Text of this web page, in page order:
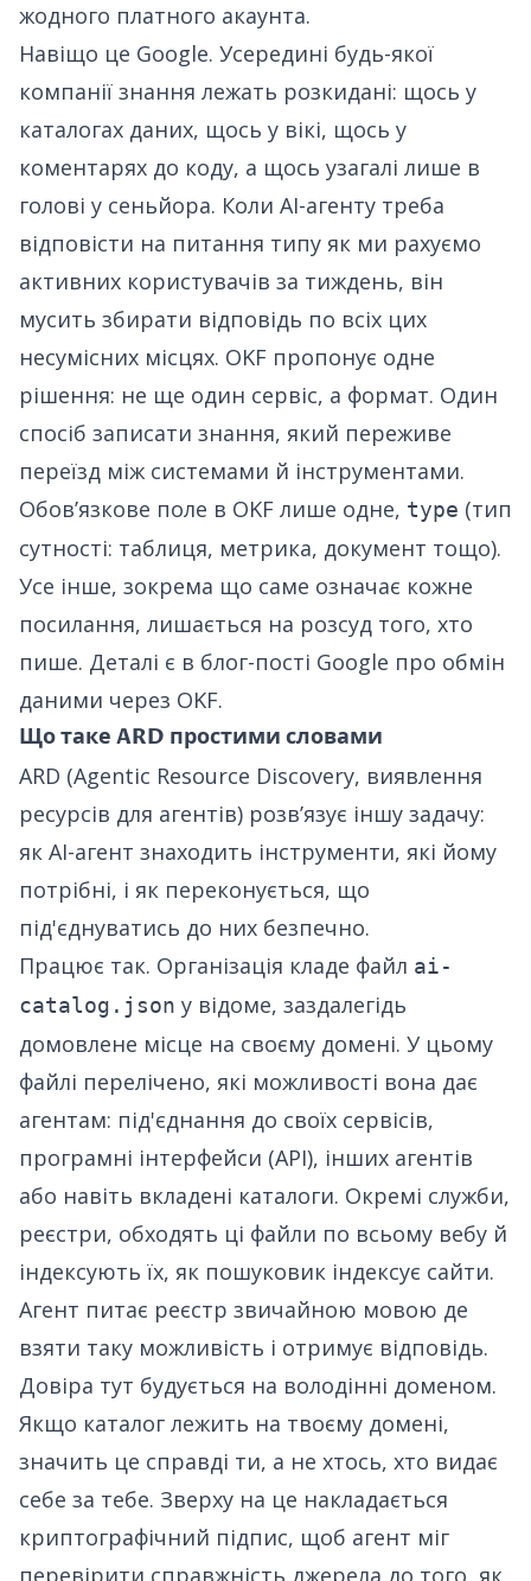
жодного платного акаунта.
Навіщо це Google. Усередині будь-якої
компанії знання лежать розкидані: щось у
каталогах даних, щось у вікі, щось у
коментарях до коду, а щось узагалі лише в
голові у сеньйора. Коли AI-агенту треба
відповісти на питання типу як ми рахуємо
активних користувачів за тиждень, він
мусить збирати відповідь по всіх цих
несумісних місцях. OKF пропонує одне
рішення: не ще один сервіс, а формат. Один
спосіб записати знання, який переживе
переїзд між системами й інструментами.
Обовʼязкове поле в OKF лише одне, type (тип
сутності: таблиця, метрика, документ тощо).
Усе інше, зокрема що саме означає кожне
посилання, лишається на розсуд того, хто
пише. Деталі є в блог-пості Google про обмін
даними через OKF.
Що таке ARD простими словами
ARD (Agentic Resource Discovery, виявлення
ресурсів для агентів) розвʼязує іншу задачу:
як AI-агент знаходить інструменти, які йому
потрібні, і як переконується, що
під'єднуватись до них безпечно.
Працює так. Організація кладе файл ai-
catalog.json у відоме, заздалегідь
домовлене місце на своєму домені. У цьому
файлі перелічено, які можливості вона дає
агентам: під'єднання до своїх сервісів,
програмні інтерфейси (API), інших агентів
або навіть вкладені каталоги. Окремі служби,
реєстри, обходять ці файли по всьому вебу й
індексують їх, як пошуковик індексує сайти.
Агент питає реєстр звичайною мовою де
взяти таку можливість і отримує відповідь.
Довіра тут будується на володінні доменом.
Якщо каталог лежить на твоєму домені,
значить це справді ти, а не хтось, хто видає
себе за тебе. Зверху на це накладається
криптографічний підпис, щоб агент міг
перевірити справжність джерела до того, як